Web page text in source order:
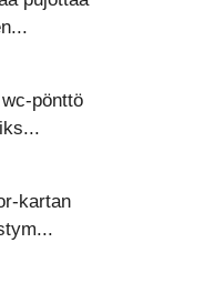
pönttö
kartan